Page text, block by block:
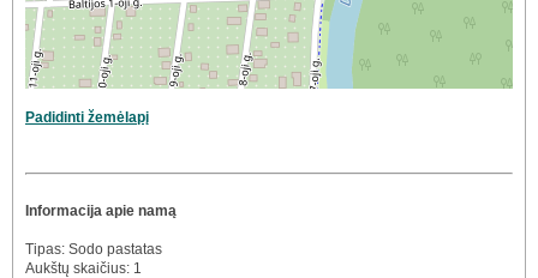
Padidinti žemėlapį
Informacija apie namą
Tipas: Sodo pastatas
Aukštų skaičius: 1